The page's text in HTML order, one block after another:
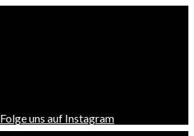
Folge uns auf Instagram